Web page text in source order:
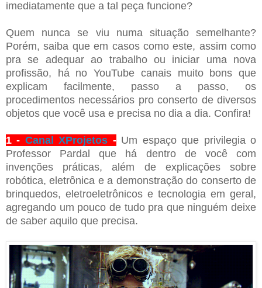
imediatamente que a tal peça funcione?
Quem nunca se viu numa situação semelhante?
Porém, saiba que em casos como este, assim como
pra se adequar ao trabalho ou iniciar uma nova
profissão, há no YouTube canais muito bons que
explicam facilmente, passo a passo, os
procedimentos necessários pro conserto de diversos
objetos que você usa e precisa no dia a dia. Confira!
1 - Canal XProjetos -Um espaço que privilegia o
Professor Pardal que há dentro de você com
invenções práticas, além de explicações sobre
robótica, eletrônica e a demonstração do conserto de
brinquedos, eletroeletrônicos e tecnologia em geral,
agregando um pouco de tudo pra que ninguém deixe
de saber aquilo que precisa.